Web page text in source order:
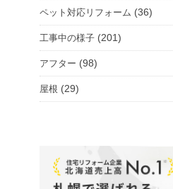
ペット対応リフォーム (36)
工事中の様子 (201)
アフター (98)
屋根 (29)